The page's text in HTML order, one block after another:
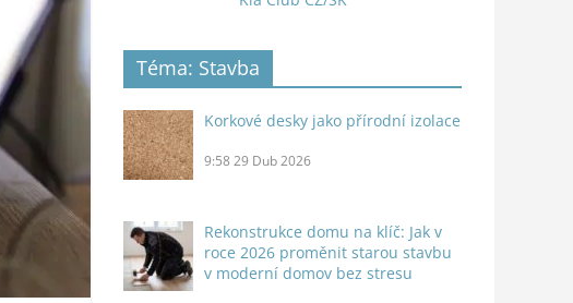
Téma: Stavba
Korkové desky jako přírodní izolace
9:58 29 Dub 2026
Rekonstrukce domu na klíč: Jak v
roce 2026 proměnit starou stavbu
v moderní domov bez stresu